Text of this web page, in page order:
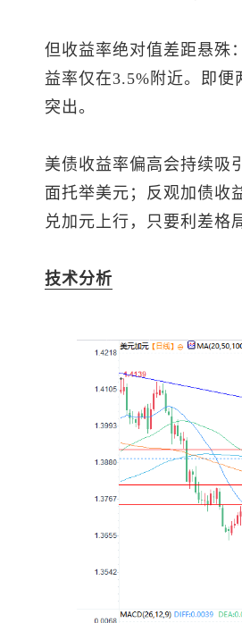
但收益率绝对值差距悬殊
益率仅在3.5%附近。即
突出。
美债收益率偏高会持续吸
面托举美元；反观加债收
兑加元 上行，只要利差
技术分析